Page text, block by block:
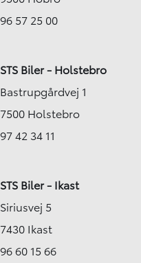
96 57 25 00
STS Biler - Holstebro
Bastrupgårdvej 1
7500 Holstebro
97 42 34 11
STS Biler - Ikast
Siriusvej 5
7430 Ikast
96 60 15 66